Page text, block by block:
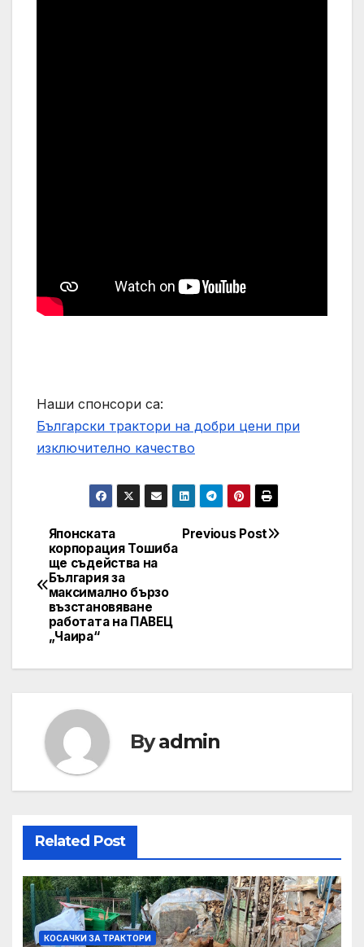
Наши спонсори са:
Български трактори на добри цени при
изключително качество
Post
navigation
Previous Post
Японската
корпорация Тошиба
ще съдейства на
България за
максимално бързо
възстановяване
работата на ПАВЕЦ
„Чаира“
Byadmin
Related Post
КОСАЧКИ ЗА ТРАКТОРИ